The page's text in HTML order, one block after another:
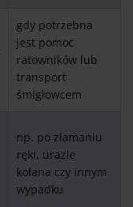
gdy potrzebna
jest pomoc
ratowników lub
transport
śmigłowcem
np. po złamaniu
ręki, urazie
kolana czy innym
wypadku